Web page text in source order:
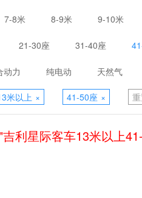
7-8米 8-9米 9-10米
21-30座 31-40座
动力 纯电动 天然气
米以上 × 41-50座 ×
利星际客车13米以上